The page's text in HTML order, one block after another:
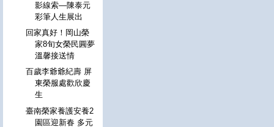
影線索—陳泰元
彩筆人生展出
回家真好！岡山榮
家8旬女榮民圓夢
溫馨接送情
百歲李爺爺紀壽 屏
東榮服處歡欣慶
生
臺南榮家養護安養2
園區迎新春 多元